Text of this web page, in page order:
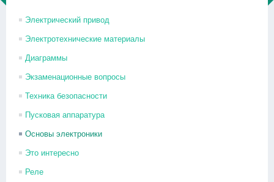
Электрический привод
Электротехнические материалы
Диаграммы
Экзаменационные вопросы
Техника безопасности
Пусковая аппаратура
Основы электроники
Это интересно
Реле